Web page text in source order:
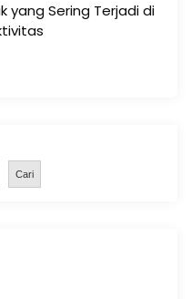
yang Sering Terjadi di
Cari